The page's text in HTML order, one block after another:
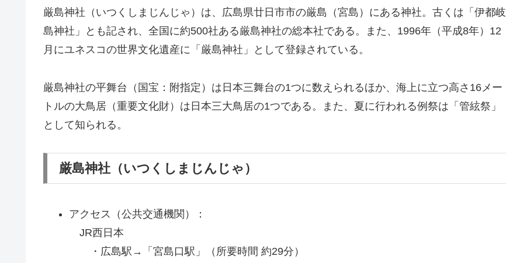
厳島神社（いつくしまじんじゃ）は、広島県廿日市市の厳島（宮島）にある神社。古くは「伊都岐
島神社」とも記され、全国に約500社ある厳島神社の総本社である。また、1996年（平成8年）12
月にユネスコの世界文化遺産に「厳島神社」として登録されている。
厳島神社の平舞台（国宝：附指定）は日本三舞台の1つに数えられるほか、海上に立つ高さ16メー
トルの大鳥居（重要文化財）は日本三大鳥居の1つである。また、夏に行われる例祭は「管絃祭」
として知られる。
厳島神社（いつくしまじんじゃ）
アクセス（公共交通機関）：
JR西日本
・広島駅→「宮島口駅」（所要時間 約29分）